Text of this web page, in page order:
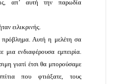
απ’ αυτή την παρωδία
ειλικρινής.
Αυτή η μελέτη σα
μια ενδιαφέρουσα εμπειρία.
γιατί έτσι θα μπορούσαμε
που φτιάξατε, τους